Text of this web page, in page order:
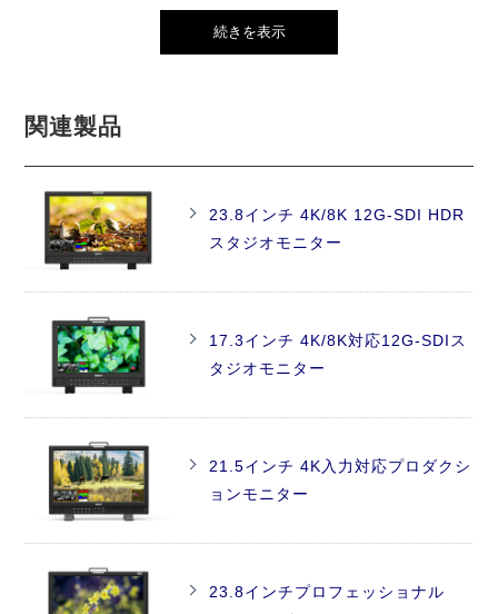
続きを表示
関連製品
23.8インチ 4K/8K 12G-SDI HDR
スタジオモニター
17.3インチ 4K/8K対応12G-SDIス
タジオモニター
21.5インチ 4K入力対応プロダクシ
ョンモニター
23.8インチプロフェッショナル